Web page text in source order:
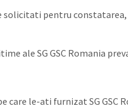
solicitati pentru
ale SG GSC Romania
care le-ati furnizat SG